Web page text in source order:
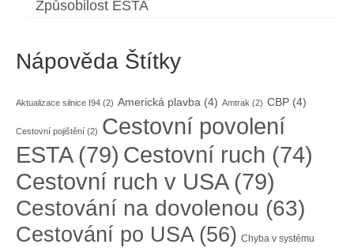
Způsobilost ESTA
Nápověda Štítky
Aktualizace silnice I94 (2) Americká plavba (4) Amtrak (2) CBP (4)
Cestovní pojištění (2) Cestovní povolení
ESTA(79) Cestovní ruch (74)
Cestovní ruch v USA(79)
Cestování na dovolenou (63)
Cestování po USA(56) Chyba v systému